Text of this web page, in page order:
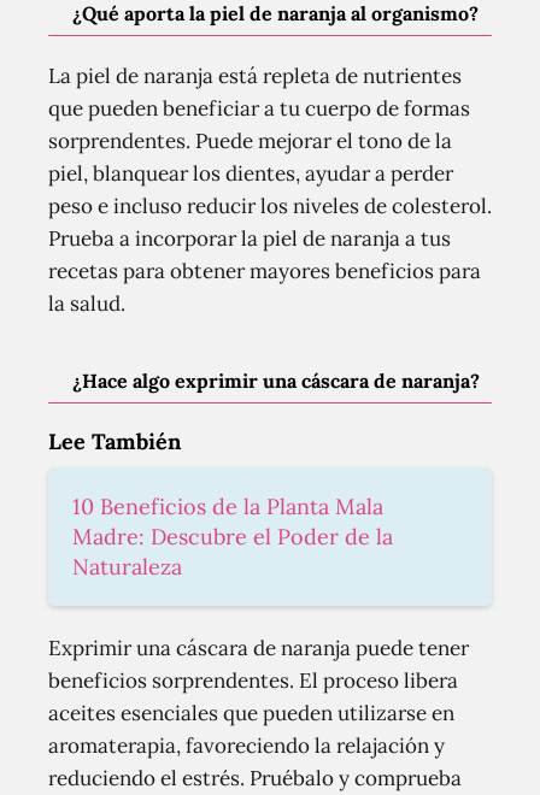
¿Qué aporta la piel de naranja al organismo?
La piel de naranja está repleta de nutrientes
que pueden beneficiar a tu cuerpo de formas
sorprendentes. Puede mejorar el tono de la
piel, blanquear los dientes, ayudar a perder
peso e incluso reducir los niveles de colesterol.
Prueba a incorporar la piel de naranja a tus
recetas para obtener mayores beneficios para
la salud.
¿Hace algo exprimir una cáscara de naranja?
Lee También
10 Beneficios de la Planta Mala
Madre: Descubre el Poder de la
Naturaleza
Exprimir una cáscara de naranja puede tener
beneficios sorprendentes. El proceso libera
aceites esenciales que pueden utilizarse en
aromaterapia, favoreciendo la relajación y
reduciendo el estrés. Pruébalo y comprueba